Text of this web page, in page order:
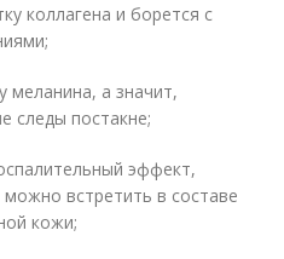
коллагена и борется с
меланина, а значит,
следы постакне;
эффект,
встретить в составе
кожи;